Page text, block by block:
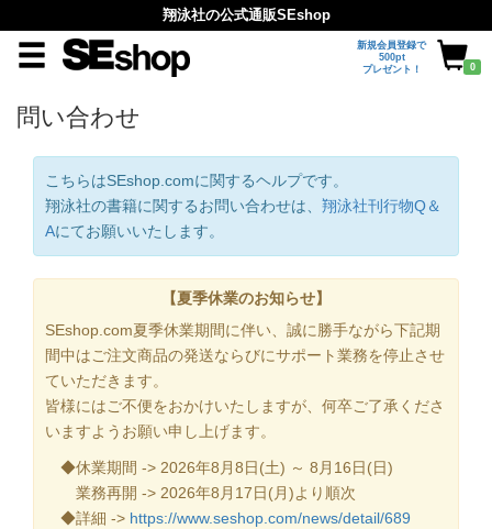
翔泳社の公式通販SEshop
新規会員登録で
500pt
プレゼント！
0
問い合わせ
こちらはSEshop.comに関するヘルプです。
翔泳社の書籍に関するお問い合わせは、 翔泳社刊行物Q＆
Aにてお願いいたします。
【夏季休業のお知らせ】
SEshop.com夏季休業期間に伴い、誠に勝手ながら下記期
間中はご注文商品の発送ならびにサポート業務を停止させ
ていただきます。
皆様にはご不便をおかけいたしますが、何卒ご了承くださ
いますようお願い申し上げます。
◆休業期間 -> 2026年8月8日(土) ～ 8月16日(日)
業務再開 -> 2026年8月17日(月)より順次
◆詳細 -> https://www.seshop.com/news/detail/689